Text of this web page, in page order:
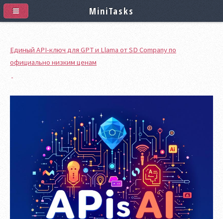
Единый API-ключ для GPT и Llama от SD Company по
официально низким ценам
MiniTasks